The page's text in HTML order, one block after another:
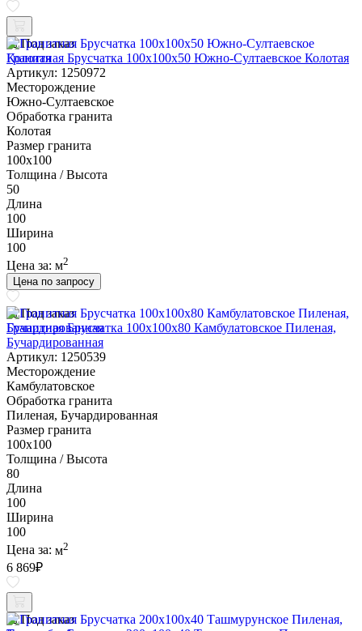
Под заказ
Гранитная Брусчатка 100х100x50 Южно-Султаевское Колотая
Артикул: 1250972
Месторождение
Южно-Султаевское
Обработка гранита
Колотая
Размер гранита
100х100
Толщина / Высота
50
Длина
100
Ширина
100
Цена за: м2
Цена по запросу
Под заказ
Гранитная Брусчатка 100х100x80 Камбулатовское Пиленая,
Бучардированная
Артикул: 1250539
Месторождение
Камбулатовское
Обработка гранита
Пиленая, Бучардированная
Размер гранита
100х100
Толщина / Высота
80
Длина
100
Ширина
100
Цена за: м2
6 869₽
Под заказ